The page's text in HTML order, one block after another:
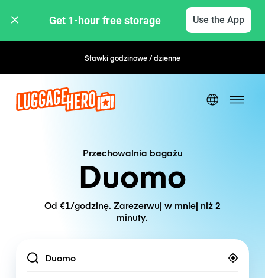
Get 1-hour free storage Use the App
Stawki godzinowe / dzienne
Przechowalnia bagażu
Duomo
Od €1/godzinę. Zarezerwuj w mniej niż 2
minuty.
Location